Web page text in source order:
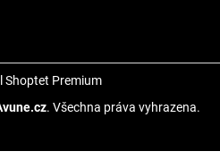
Shoptet Premium
. Všechna práva vyhrazena.